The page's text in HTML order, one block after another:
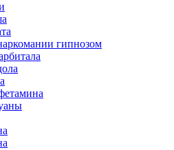
гипнозом